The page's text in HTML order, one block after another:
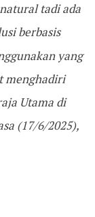
tadi ada
berbasis
yang
menghadiri
Utama di
(17/6/2025),